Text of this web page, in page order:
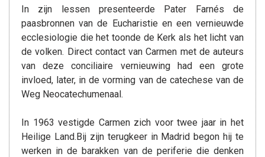
In zijn lessen presenteerde Pater Farnés de
paasbronnen van de Eucharistie en een vernieuwde
ecclesiologie die het toonde de Kerk als het licht van
de volken. Direct contact van Carmen met de auteurs
van deze conciliaire vernieuwing had een grote
invloed, later, in de vorming van de catechese van de
Weg Neocatechumenaal.
In 1963 vestigde Carmen zich voor twee jaar in het
Heilige Land.Bij zijn terugkeer in Madrid begon hij te
werken in de barakken van de periferie die denken